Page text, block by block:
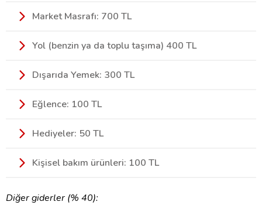
Market Masrafı: 700 TL
Yol (benzin ya da toplu taşıma) 400 TL
Dışarıda Yemek: 300 TL
Eğlence: 100 TL
Hediyeler: 50 TL
Kişisel bakım ürünleri: 100 TL
Diğer giderler (% 40):